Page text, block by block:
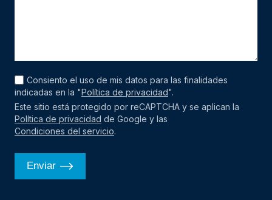
Consiento el uso de mis datos para las finalidades
indicadas en la "Política de privacidad".
Este sitio está protegido por reCAPTCHA y se aplican la
Política de privacidad de Google y las
Condiciones del servicio.